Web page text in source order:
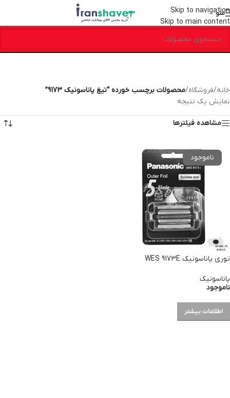
Skip to navigation
Skip to main content
منو
خانه/فروشگاه/محصولات برچسب خورده “تیغ پاناسونیک 9173”
نمایش یک نتیجه
مشاهده فیلترها
توری پاناسونیک WES 9173E
پاناسونیک
ناموجود
اطلاعات بیشتر